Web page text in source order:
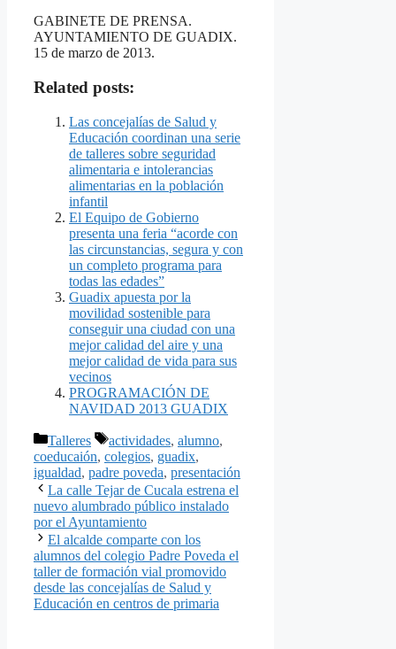
GABINETE DE PRENSA.
AYUNTAMIENTO DE GUADIX.
15 de marzo de 2013.
Related posts:
Las concejalías de Salud y
Educación coordinan una serie
de talleres sobre seguridad
alimentaria e intolerancias
alimentarias en la población
infantil
El Equipo de Gobierno
presenta una feria “acorde con
las circunstancias, segura y con
un completo programa para
todas las edades”
Guadix apuesta por la
movilidad sostenible para
conseguir una ciudad con una
mejor calidad del aire y una
mejor calidad de vida para sus
vecinos
PROGRAMACIÓN DE
NAVIDAD 2013 GUADIX
Categorías
Talleres Etiquetas
actividades, alumno,
coeducaión, colegios, guadix,
igualdad, padre poveda, presentación
La calle Tejar de Cucala estrena el
nuevo alumbrado público instalado
por el Ayuntamiento
El alcalde comparte con los
alumnos del colegio Padre Poveda el
taller de formación vial promovido
desde las concejalías de Salud y
Educación en centros de primaria